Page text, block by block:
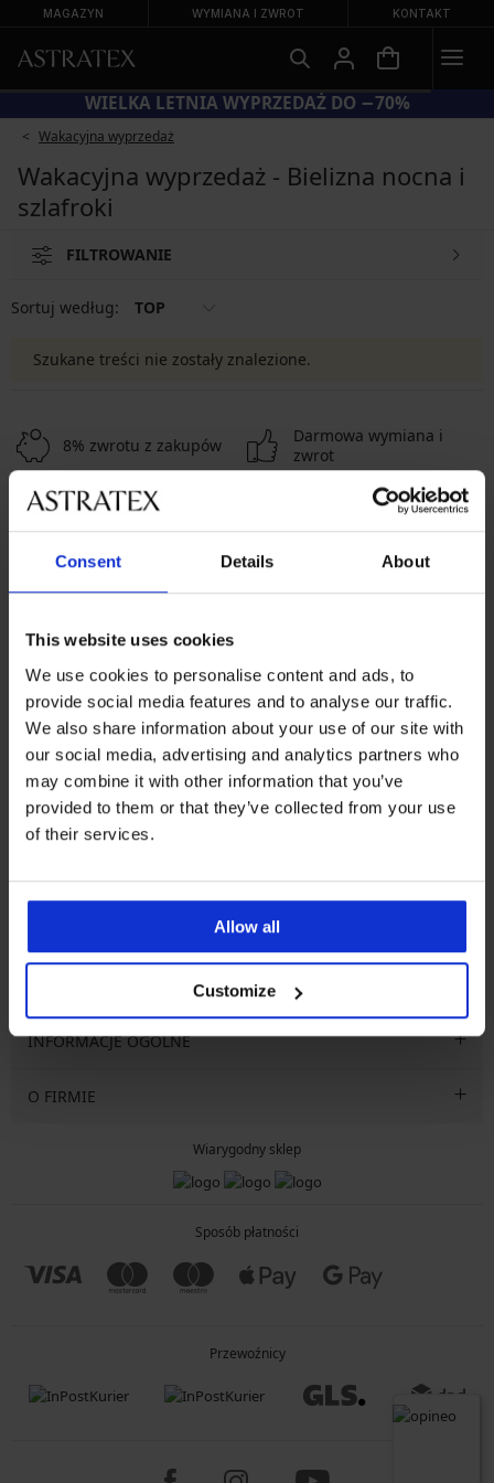
Consent Details About
This website uses cookies
We use cookies to personalise content and ads, to
provide social media features and to analyse our traffic.
We also share information about your use of our site with
our social media, advertising and analytics partners who
may combine it with other information that you’ve
provided to them or that they’ve collected from your use
of their services.
Allow all
Customize
MAGAZYN WYMIANA I ZWROT KONTAKT
WIELKA LETNIA WYPRZEDAŻ DO −70%
Wakacyjna wyprzedaż
Wakacyjna wyprzedaż - Bielizna nocna i
szlafroki
FILTROWANIE
Sortuj według: TOP
Szukane treści nie zostały znalezione.
8% zwrotu z zakupów
Darmowa wymiana i
zwrot
Korzystne
Obsługa klienta
713 822 963
info@astratex.pl
Newsletter
Czy chcesz być informowany o nowościach?
ZAPISZ SIĘ
INFORMACJE OGÓLNE
O FIRMIE
Wiarygodny sklep
Sposób płatności
Przewoźnicy